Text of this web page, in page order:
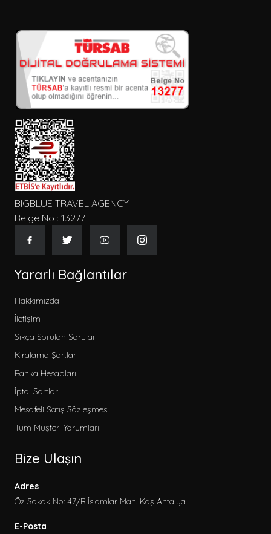
Kişi Sayısı
Konum
Tip
Gecelik Fiyat
Kategoriler
Erken Rezervasyon
2026 Kiralık Villa
Korunaklı Villalar
Bahçeli Villalar
Evcil Hayvan Dostu Villalar
Kapalı Havuzlu Villalar
Aileye Uygun Villalar
BIGBLUE TRAVEL AGENCY
Belge No : 13277
Yararlı Bağlantılar
Hakkımızda
İletişim
Sıkça Sorulan Sorular
Kiralama Şartları
Banka Hesapları
İptal Sartlari
Mesafeli Satış Sözleşmesi
Tüm Müşteri Yorumları
Bize Ulaşın
Adres
Öz Sokak No: 47/B İslamlar Mah. Kaş Antalya
E-Posta